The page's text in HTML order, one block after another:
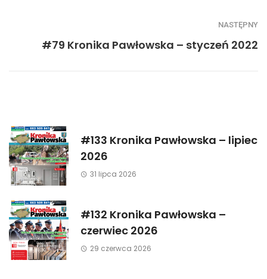
NASTĘPNY
#79 Kronika Pawłowska – styczeń 2022
#133 Kronika Pawłowska – lipiec
2026
31 lipca 2026
#132 Kronika Pawłowska –
czerwiec 2026
29 czerwca 2026